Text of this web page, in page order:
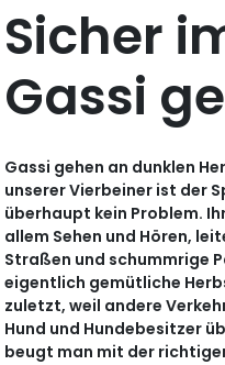
Sicher
Gassi
Gassi gehen an dunklen
unserer Vierbeiner ist der
überhaupt kein Problem.
allem Sehen und Hören,
Straßen und schummrige
eigentlich gemütliche
zuletzt, weil andere
Hund und Hundebesitzer
beugt man mit der